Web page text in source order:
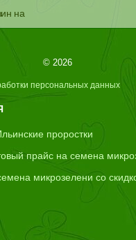
на
© 2026
персональных данных
проростки
прайс на семена
микрозелени со